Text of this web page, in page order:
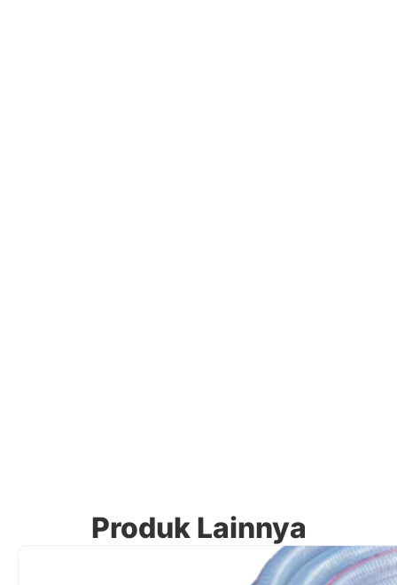
Produk Lainnya